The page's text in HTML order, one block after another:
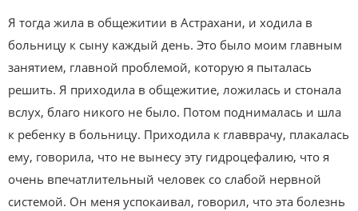
Я тогда жила в общежитии в Астрахани, и ходила в
больницу к сыну каждый день. Это было моим главным
занятием, главной проблемой, которую я пыталась
решить. Я приходила в общежитие, ложилась и стонала
вслух, благо никого не было. Потом поднималась и шла
к ребенку в больницу. Приходила к главврачу, плакалась
ему, говорила, что не вынесу эту гидроцефалию, что я
очень впечатлительный человек со слабой нервной
системой. Он меня успокаивал, говорил, что эта болезнь